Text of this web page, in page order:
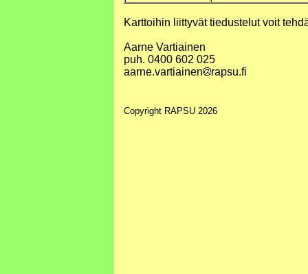
Karttoihin liittyvät tiedustelut voit
Aarne Vartiainen
puh. 0400 602 025
aarne.vartiainen
rapsu.fi
Copyright RAPSU 2026